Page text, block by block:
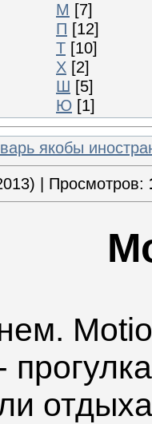
М [7]
П [12]
Т [10]
Х [2]
Ш [5]
Ю [1]
якобы
| Просмотров: